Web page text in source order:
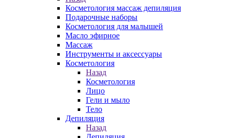
Косметология массаж депиляция
Подарочные наборы
Косметология для малышей
Масло эфирное
Массаж
Инструменты и аксессуары
Косметология
Назад
Косметология
Лицо
Гели и мыло
Тело
Депиляция
Назад